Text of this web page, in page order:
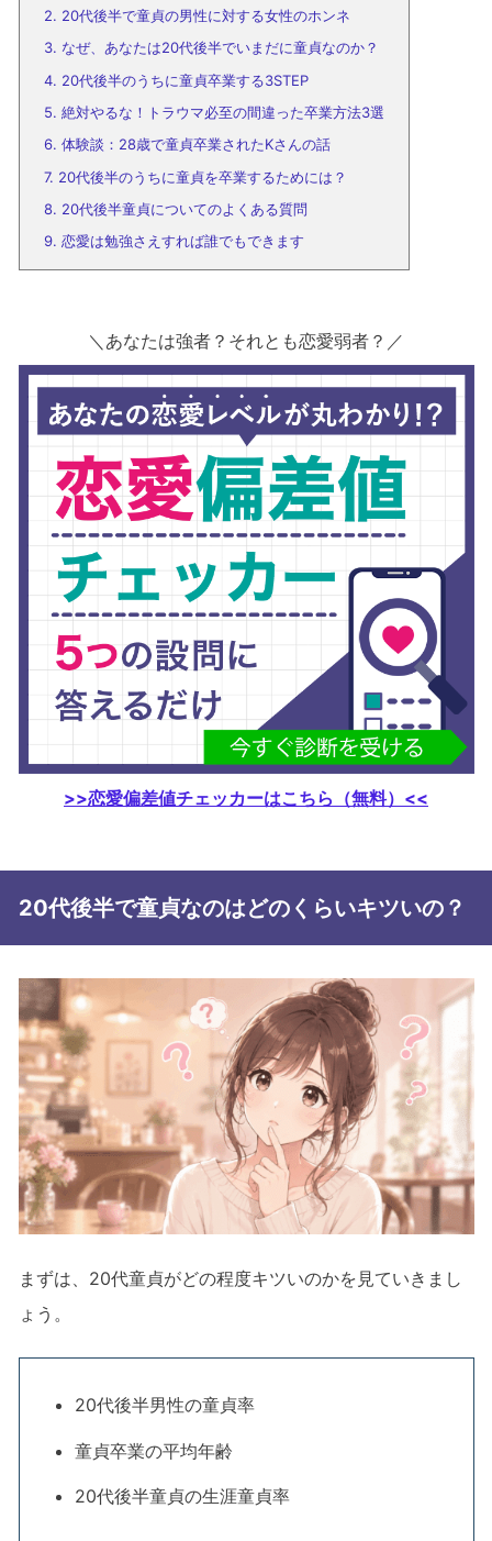
2. 20代後半で童貞の男性に対する女性のホンネ
3. なぜ、あなたは20代後半でいまだに童貞なのか？
4. 20代後半のうちに童貞卒業する3STEP
5. 絶対やるな！トラウマ必至の間違った卒業方法3選
6. 体験談：28歳で童貞卒業されたKさんの話
7. 20代後半のうちに童貞を卒業するためには？
8. 20代後半童貞についてのよくある質問
9. 恋愛は勉強さえすれば誰でもできます
＼あなたは強者？それとも恋愛弱者？／
>>恋愛偏差値チェッカーはこちら（無料）<<
20代後半で童貞なのはどのくらいキツいの？
まずは、20代童貞がどの程度キツいのかを見ていきまし
ょう。
20代後半男性の童貞率
童貞卒業の平均年齢
20代後半童貞の生涯童貞率